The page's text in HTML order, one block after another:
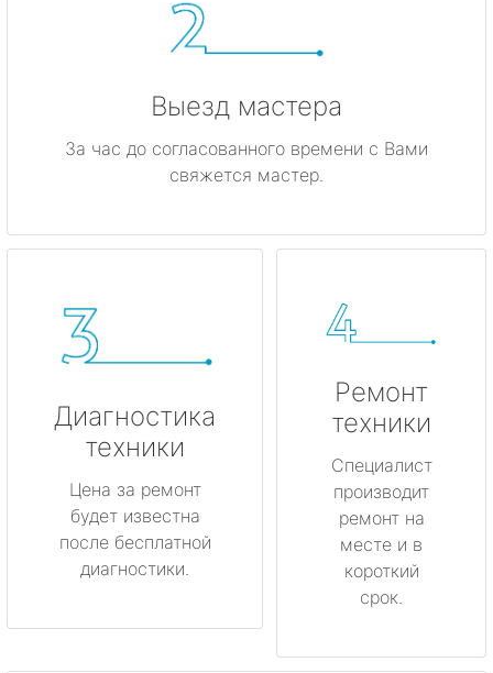
Выезд мастера
За час до согласованного времени с Вами
свяжется мастер.
Диагностика
техники
Цена за ремонт
будет известна
после бесплатной
диагностики.
Ремонт
техники
Специалист
производит
ремонт на
месте и в
короткий
срок.